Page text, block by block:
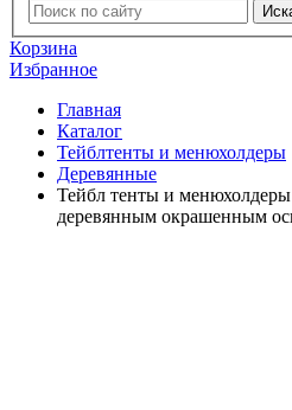
Корзина
Избранное
Главная
Каталог
Тейблтенты и менюхолдеры
Деревянные
Тейбл тенты и
деревянным окрашенным